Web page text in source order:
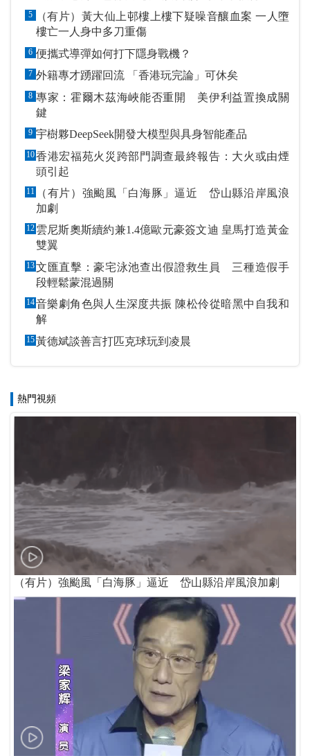
5
（有片）黃大仙上邨樓上樓下疑噪音釀血案 一人墮
樓亡一人身中多刀重傷
6 便攜式導彈如何打下隱身戰機？
7 外籍專才踴躍回流 「香港玩完論」可休矣
8 專家：霍爾木茲海峽能否重開 美伊利益置換成關
鍵
9 宇樹夥DeepSeek開發大模型與具身智能產品
10香港宏福苑火災跨部門調查最終報告：大火或由煙
頭引起
11
（有片）強颱風「白海豚」逼近 岱山縣沿岸風浪
加劇
12 雲尼斯奧斯續約兼1.4億歐元豪簽文迪 皇馬打造黃金
雙翼
13文匯直擊：豪宅泳池查出假證救生員 三種造假手
段輕鬆蒙混過關
14音樂劇角色與人生深度共振 陳松伶從暗黑中自我和
解
15黃德斌談善言打匹克球玩到凌晨
熱門視頻
（有片）強颱風「白海豚」逼近 岱山縣沿岸風浪加劇